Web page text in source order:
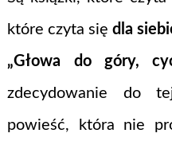
które czyta siędla
„Głowa do góry,
zdecydowanie do
powieść, która nie